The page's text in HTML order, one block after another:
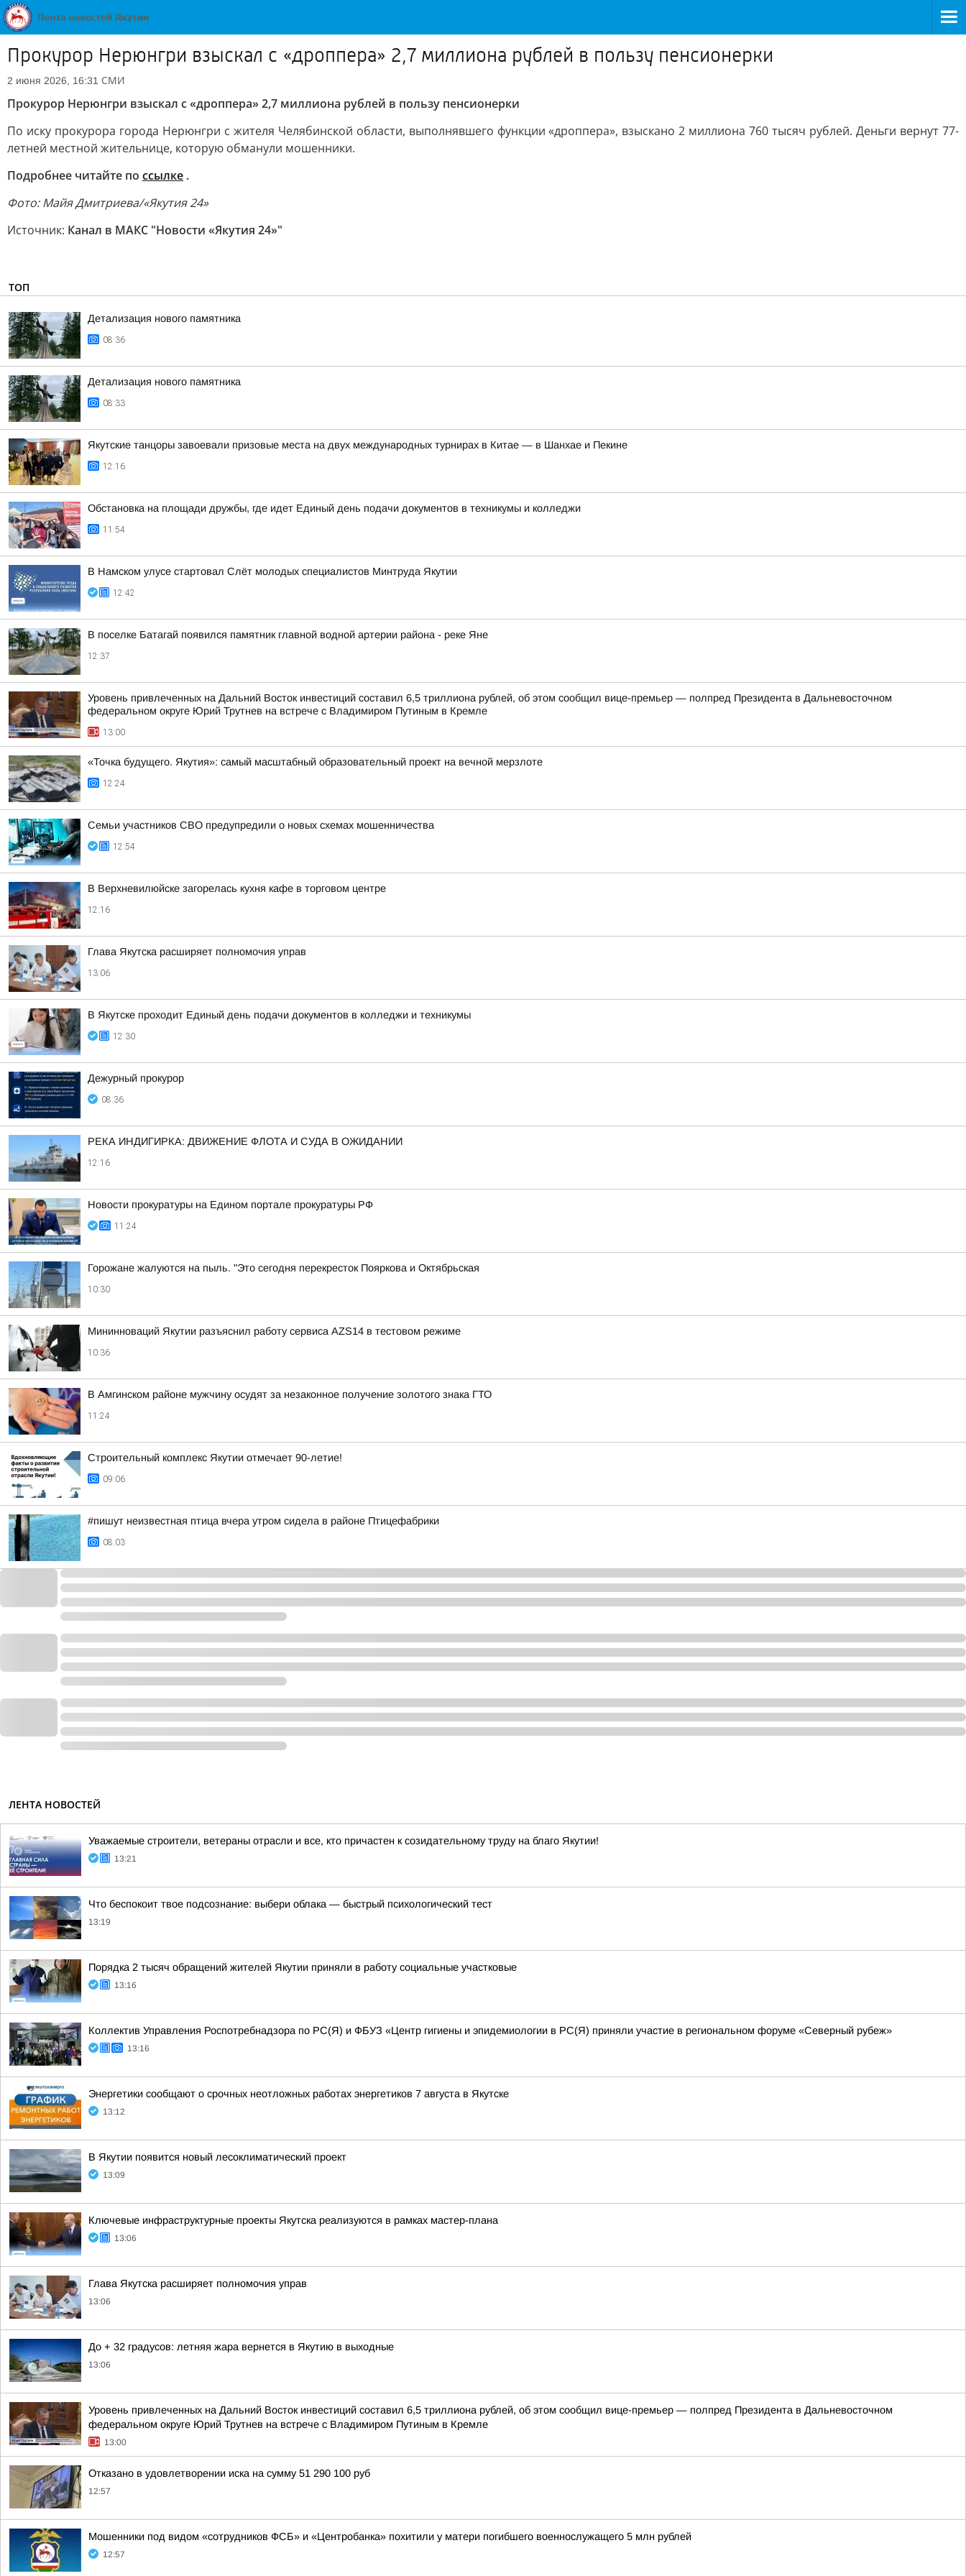
Прокурор Нерюнгри взыскал с «дроппера» 2,7 миллиона рублей в пользу пенсионерки
2 июня 2026, 16:31 СМИ
Прокурор Нерюнгри взыскал с «дроппера» 2,7 миллиона рублей в пользу пенсионерки
По иску прокурора города Нерюнгри с жителя Челябинской области, выполнявшего функции «дроппера», взыскано 2 миллиона 760 тысяч рублей. Деньги вернут 77-
летней местной жительнице, которую обманули мошенники.
Подробнее читайте по ссылке .
Фото: Майя Дмитриева/«Якутия 24»
Источник: Канал в МАКС "Новости «Якутия 24»"
ТОП
Детализация нового памятника
08:36
Детализация нового памятника
08:33
Якутские танцоры завоевали призовые места на двух международных турнирах в Китае — в Шанхае и Пекине
12:16
Обстановка на площади дружбы, где идет Единый день подачи документов в техникумы и колледжи
11:54
В Намском улусе стартовал Слёт молодых специалистов Минтруда Якутии
12:42
В поселке Батагай появился памятник главной водной артерии района - реке Яне
12:37
Уровень привлеченных на Дальний Восток инвестиций составил 6,5 триллиона рублей, об этом сообщил вице-премьер — полпред Президента в Дальневосточном
федеральном округе Юрий Трутнев на встрече с Владимиром Путиным в Кремле
13:00
«Точка будущего. Якутия»: самый масштабный образовательный проект на вечной мерзлоте
12:24
Семьи участников СВО предупредили о новых схемах мошенничества
12:54
В Верхневилюйске загорелась кухня кафе в торговом центре
12:16
Глава Якутска расширяет полномочия управ
13:06
В Якутске проходит Единый день подачи документов в колледжи и техникумы
12:30
Дежурный прокурор
08:36
РЕКА ИНДИГИРКА: ДВИЖЕНИЕ ФЛОТА И СУДА В ОЖИДАНИИ
12:16
Новости прокуратуры на Едином портале прокуратуры РФ
11:24
Горожане жалуются на пыль. "Это сегодня перекресток Пояркова и Октябрьская
10:30
Мининноваций Якутии разъяснил работу сервиса AZS14 в тестовом режиме
10:36
В Амгинском районе мужчину осудят за незаконное получение золотого знака ГТО
11:24
Строительный комплекс Якутии отмечает 90-летие!
09:06
#пишут неизвестная птица вчера утром сидела в районе Птицефабрики
08:03
ЛЕНТА НОВОСТЕЙ
Уважаемые строители, ветераны отрасли и все, кто причастен к созидательному труду на благо Якутии!
13:21
Что беспокоит твое подсознание: выбери облака — быстрый психологический тест
13:19
Порядка 2 тысяч обращений жителей Якутии приняли в работу социальные участковые
13:16
Коллектив Управления Роспотребнадзора по РС(Я) и ФБУЗ «Центр гигиены и эпидемиологии в РС(Я) приняли участие в региональном форуме «Северный рубеж»
13:16
Энергетики сообщают о срочных неотложных работах энергетиков 7 августа в Якутске
13:12
В Якутии появится новый лесоклиматический проект
13:09
Ключевые инфраструктурные проекты Якутска реализуются в рамках мастер-плана
13:06
Глава Якутска расширяет полномочия управ
13:06
До + 32 градусов: летняя жара вернется в Якутию в выходные
13:06
Уровень привлеченных на Дальний Восток инвестиций составил 6,5 триллиона рублей, об этом сообщил вице-премьер — полпред Президента в Дальневосточном
федеральном округе Юрий Трутнев на встрече с Владимиром Путиным в Кремле
13:00
Отказано в удовлетворении иска на сумму 51 290 100 руб
12:57
Мошенники под видом «сотрудников ФСБ» и «Центробанка» похитили у матери погибшего военнослужащего 5 млн рублей
12:57